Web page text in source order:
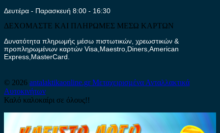
Δευτέρα - Παρασκευή 8:00 - 16:30
ΔΕΧΟΜΑΣΤΕ ΚΑΙ ΠΛΗΡΩΜΕΣ ΜΕΣΩ ΚΑΡΤΩΝ
Δυνατότητα πληρωμής μέσω πιστωτικών, χρεωστικών &
προπληρωμένων καρτών Visa,Maestro,Diners,American
Express,MasterCard.
© 2026 antalaktikaonline.grΜεταχειρισμένα Ανταλλακτικά
Αυτοκινήτων
Καλό καλοκαίρι σε όλους!!